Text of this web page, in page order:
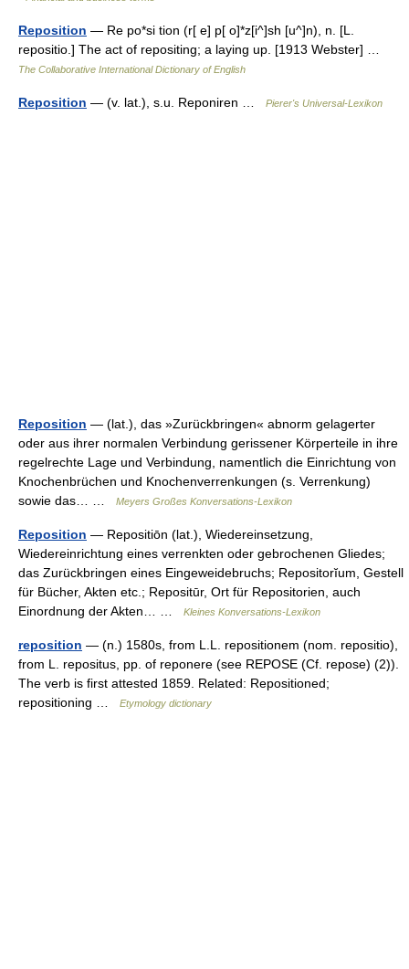
Reposition — Re po*si tion (r[ e] p[ o]*z[i^]sh [u^]n), n. [L.
repositio.] The act of repositing; a laying up. [1913 Webster] …
The Collaborative International Dictionary of English
Reposition — (v. lat.), s.u. Reponiren … Pierer's Universal-Lexikon
Reposition — (lat.), das »Zurückbringen« abnorm gelagerter
oder aus ihrer normalen Verbindung gerissener Körperteile in ihre
regelrechte Lage und Verbindung, namentlich die Einrichtung von
Knochenbrüchen und Knochenverrenkungen (s. Verrenkung)
sowie das… …
Meyers Großes Konversations-Lexikon
Reposition — Repositiōn (lat.), Wiedereinsetzung,
Wiedereinrichtung eines verrenkten oder gebrochenen Gliedes;
das Zurückbringen eines Eingeweidebruchs; Repositorĭum, Gestell
für Bücher, Akten etc.; Repositūr, Ort für Repositorien, auch
Einordnung der Akten… …
Kleines Konversations-Lexikon
reposition — (n.) 1580s, from L.L. repositionem (nom. repositio),
from L. repositus, pp. of reponere (see REPOSE (Cf. repose) (2)).
The verb is first attested 1859. Related: Repositioned;
repositioning …
Etymology dictionary